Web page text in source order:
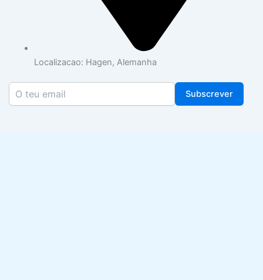
Localizacao: Hagen, Alemanha
Subscrever